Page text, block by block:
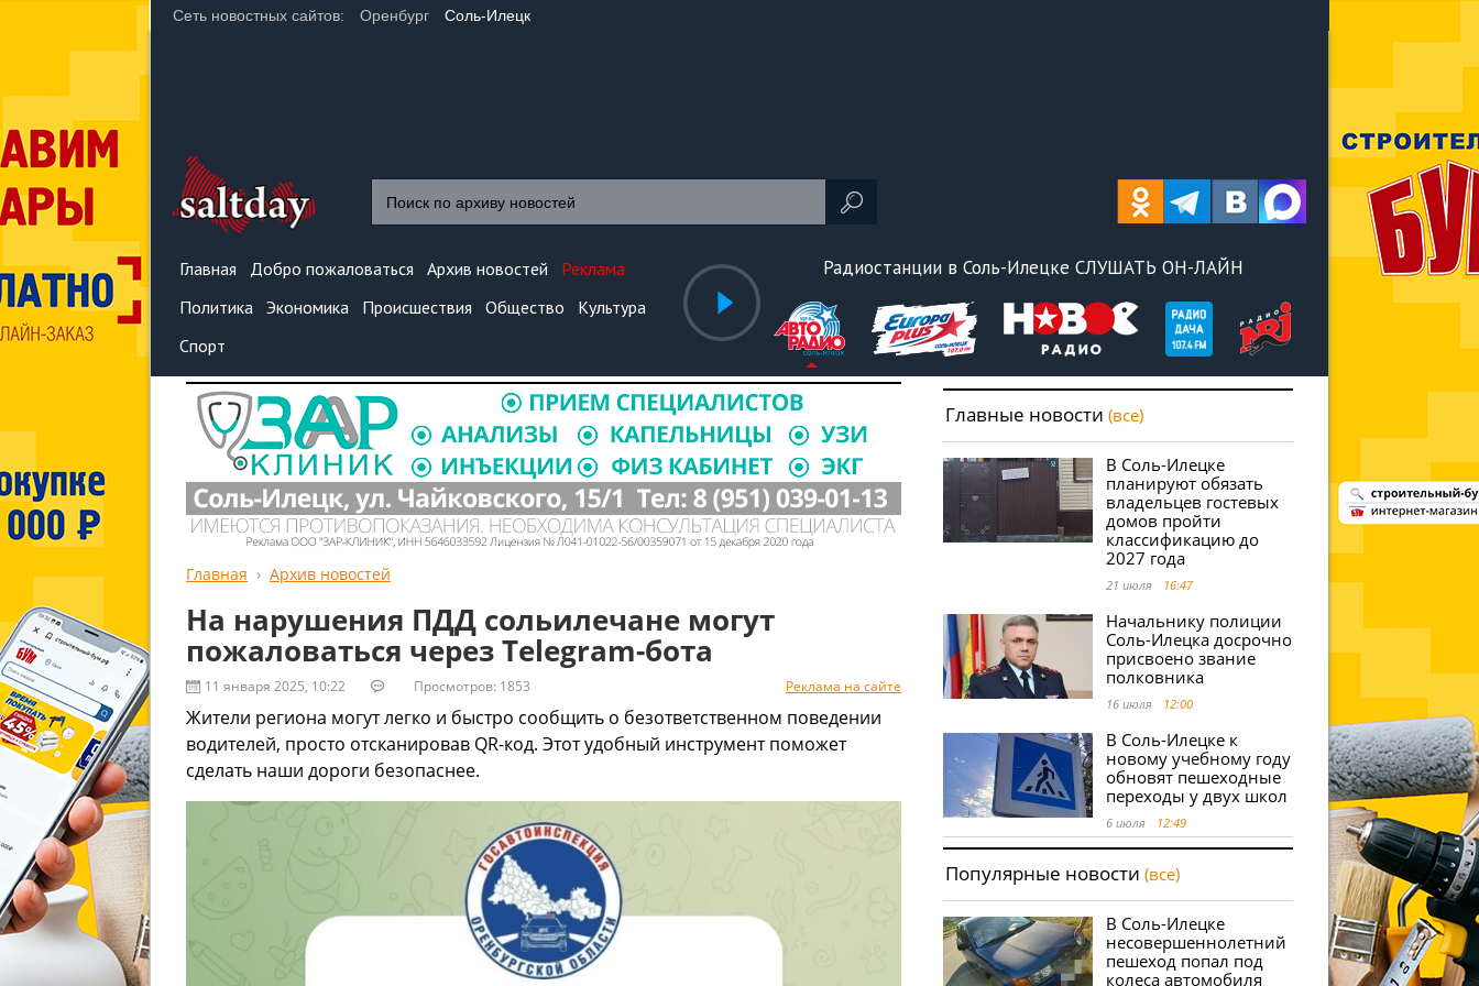
Сеть новостных сайтов: Оренбург Соль-Илецк
Главная Добро пожаловаться Архив новостей
Реклама
Политика Экономика Происшествия Общество
Культура
Спорт
Радиостанции в Соль-Илецке СЛУШАТЬ ОН-ЛАЙН
Главная Архив новостей
На нарушения ПДД сольилечане могут
пожаловаться через Telegram-бота
11 января 2025, 10:22 Просмотров: 1853 Реклама на сайте
Жители региона могут легко и быстро сообщить о безответственном поведении
водителей, просто отсканировав QR-код. Этот удобный инструмент поможет
сделать наши дороги безопаснее.
Главные новости (все)
В Соль-Илецке
планируют обязать
владельцев гостевых
домов пройти
классификацию до
2027 года
21 июля 16:47
Начальнику полиции
Соль-Илецка досрочно
присвоено звание
полковника
16 июля 12:00
В Соль-Илецке к
новому учебному году
обновят пешеходные
переходы у двух школ
6 июля 12:49
Популярные новости (все)
В Соль-Илецке
несовершеннолетний
пешеход попал под
колеса автомобиля